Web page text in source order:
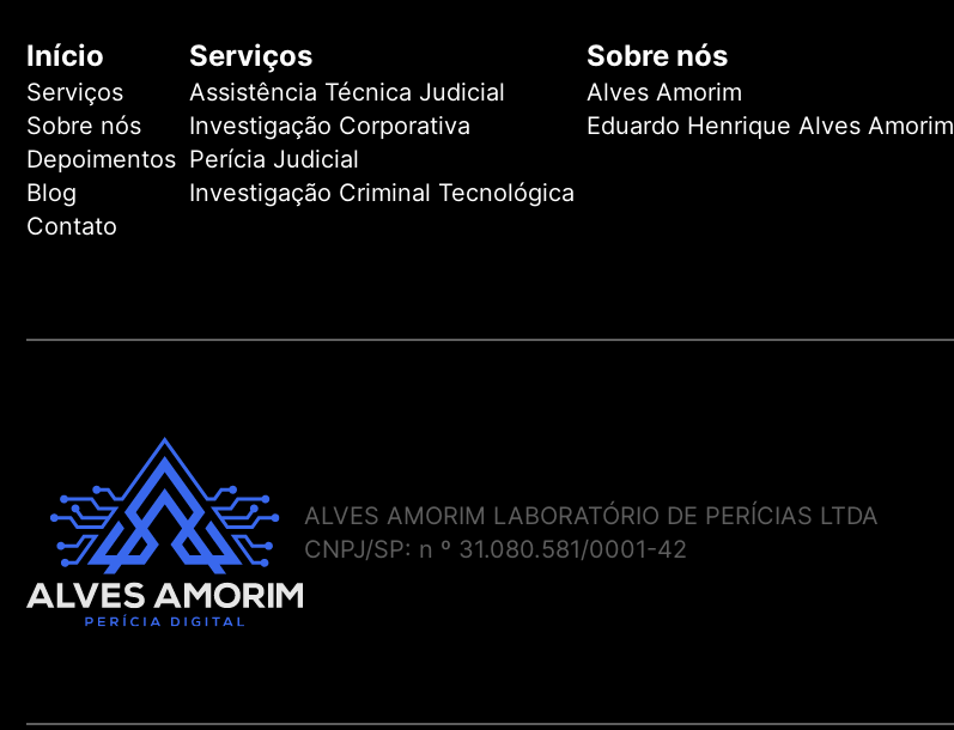
Início
Serviços
Sobre nós
Depoimentos
Blog
Contato
Serviços
Assistência Técnica Judicial
Investigação Corporativa
Perícia Judicial
Investigação Criminal Tecnológica
Sobre nós
Alves Amorim
Eduardo Henrique Alves Amorim
ALVES AMORIM LABORATÓRIO DE PERÍCIAS LTDA
CNPJ/SP: n º 31.080.581/0001-42